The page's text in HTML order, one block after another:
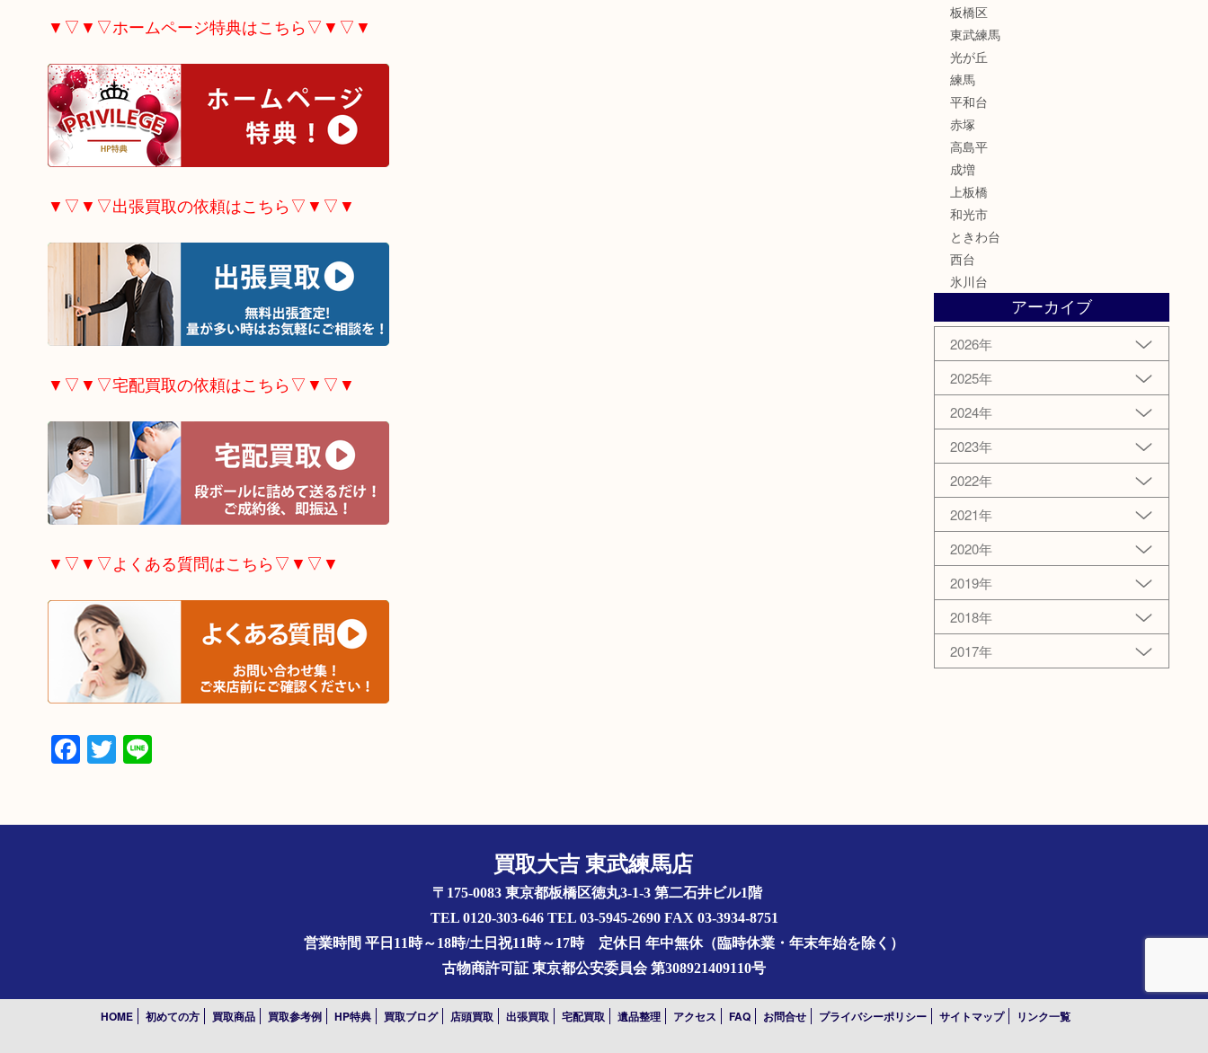
▼▽▼▽ホームページ特典はこちら▽▼▽▼
▼▽▼▽出張買取の依頼はこちら▽▼▽▼
▼▽▼▽宅配買取の依頼はこちら▽▼▽▼
▼▽▼▽よくある質問はこちら▽▼▽▼
Facebook
Twitter
Line
板橋区
東武練馬
光が丘
練馬
平和台
赤塚
高島平
成増
上板橋
和光市
ときわ台
西台
氷川台
アーカイブ
2026年
2025年
2024年
2023年
2022年
2021年
2020年
2019年
2018年
2017年
買取大吉 東武練馬店
〒175-0083 東京都板橋区徳丸3-1-3 第二石井ビル1階
TEL 0120-303-646 TEL 03-5945-2690 FAX 03-3934-8751
営業時間 平日11時～18時/土日祝11時～17時 定休日 年中無休（臨時休業・年末年始を除く）
古物商許可証 東京都公安委員会 第308921409110号
HOME 初めての方 買取商品 買取参考例 HP特典 買取ブログ 店頭買取 出張買取 宅配買取 遺品整理 アクセス FAQ お問合せ プライバシーポリシー サイトマップ リンク一覧